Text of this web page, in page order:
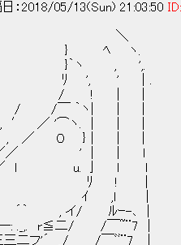
：2018/05/13(Sun) 21:03:50 ID:
人__
ヽ. ⌒
ヽ , ',.
│. __ノ
| ｀
ヽ| │ |
ヽ. | │ |
}│ │ | （はぁ
／ ' | │ l
l l （転移か？だ
Ｖ ﾘ ! |
ｲ ,l |
, イ/ ﾙｰ-､ |
r≦二/ /￣~¨7 |
'´ _/ /￣ﾞﾞ¨7 │